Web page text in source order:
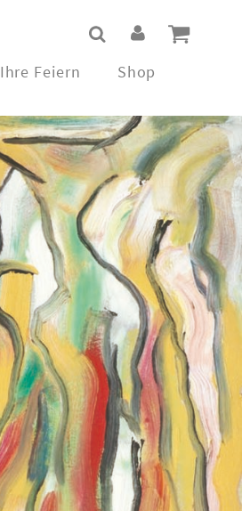
Ihre Feiern Shop